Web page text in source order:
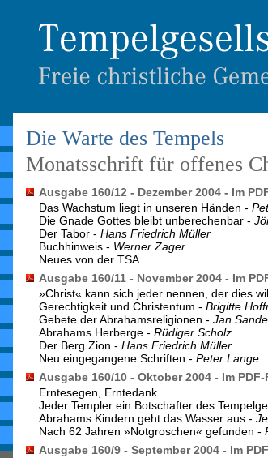
Die Warte des Tempels
Monatsschrift für offenes
Ausgabe 160/12 - Dezember 2004 - Im
Das Wachstum liegt in unseren Händen -
Die Gnade Gottes bleibt unberechenbar -
Der Tabor - Hans Friedrich Müller
Buchhinweis - Werner Zager
Neues von der TSA
Ausgabe 160/11 - November 2004 - Im
»Christ« kann sich jeder nennen, der dies
Gerechtigkeit und Christentum - Brigitte
Gebete der Abrahamsreligionen - Jan
Abrahams Herberge - Rüdiger Scholz
Der Berg Zion - Hans Friedrich Müller
Neu eingegangene Schriften - Peter Lange
Ausgabe 160/10 - Oktober 2004 - Im
Erntesegen, Erntedank
Jeder Templer ein Botschafter des
Abrahams Kindern geht das Wasser aus -
Nach 62 Jahren »Notgroschen« gefunden -
Ausgabe 160/9 - September 2004 - Im